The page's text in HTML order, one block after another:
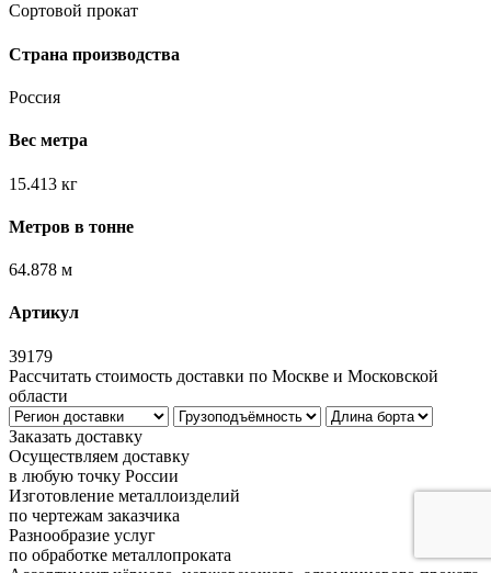
Сортовой прокат
Страна производства
Россия
Вес метра
15.413 кг
Метров в тонне
64.878 м
Артикул
39179
Рассчитать стоимость доставки по Москве и Московской
области
Заказать доставку
Осуществляем доставку
в любую точку России
Изготовление металлоизделий
по чертежам заказчика
Разнообразие услуг
по обработке металлопроката